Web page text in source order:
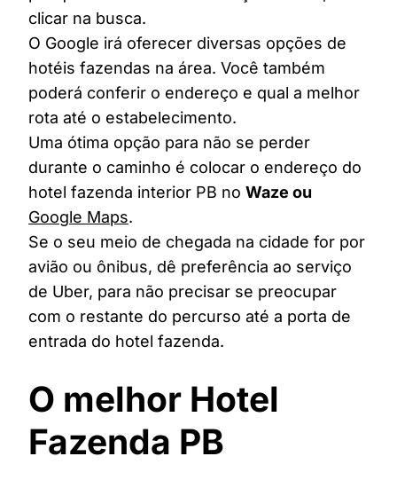
clicar na busca.
O Google irá oferecer diversas opções de
hotéis fazendas na área. Você também
poderá conferir o endereço e qual a melhor
rota até o estabelecimento.
Uma ótima opção para não se perder
durante o caminho é colocar o endereço do
hotel fazenda interior PB no Waze ou
Google Maps.
Se o seu meio de chegada na cidade for por
avião ou ônibus, dê preferência ao serviço
de Uber, para não precisar se preocupar
com o restante do percurso até a porta de
entrada do hotel fazenda.
O melhor Hotel
Fazenda PB